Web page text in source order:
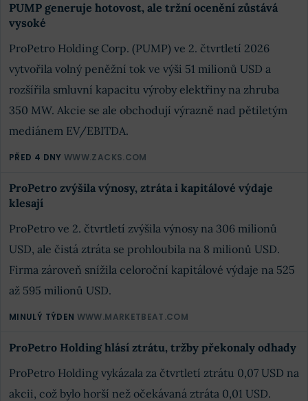
PUMP generuje hotovost, ale tržní ocenění zůstává
vysoké
ProPetro Holding Corp. (PUMP) ve 2. čtvrtletí 2026
vytvořila volný peněžní tok ve výši 51 milionů USD a
rozšířila smluvní kapacitu výroby elektřiny na zhruba
350 MW. Akcie se ale obchodují výrazně nad pětiletým
mediánem EV/EBITDA.
PŘED 4 DNY WWW.ZACKS.COM
ProPetro zvýšila výnosy, ztráta i kapitálové výdaje
klesají
ProPetro ve 2. čtvrtletí zvýšila výnosy na 306 milionů
USD, ale čistá ztráta se prohloubila na 8 milionů USD.
Firma zároveň snížila celoroční kapitálové výdaje na 525
až 595 milionů USD.
MINULÝ TÝDEN WWW.MARKETBEAT.COM
ProPetro Holding hlásí ztrátu, tržby překonaly odhady
ProPetro Holding vykázala za čtvrtletí ztrátu 0,07 USD na
akcii, což bylo horší než očekávaná ztráta 0,01 USD.